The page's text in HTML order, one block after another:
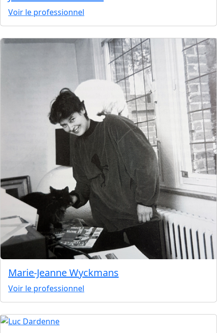
Voir le professionnel
Marie-Jeanne Wyckmans
Voir le professionnel